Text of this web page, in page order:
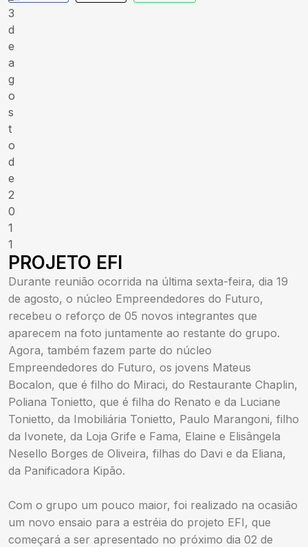
3
d
e
a
g
o
s
t
o
d
e
2
0
1
1
PROJETO EFI
Durante reunião ocorrida na última sexta-feira, dia 19
de agosto, o núcleo Empreendedores do Futuro,
recebeu o reforço de 05 novos integrantes que
aparecem na foto juntamente ao restante do grupo.
Agora, também fazem parte do núcleo
Empreendedores do Futuro, os jovens Mateus
Bocalon, que é filho do Miraci, do Restaurante Chaplin,
Poliana Tonietto, que é filha do Renato e da Luciane
Tonietto, da Imobiliária Tonietto, Paulo Marangoni, filho
da Ivonete, da Loja Grife e Fama, Elaine e Elisângela
Nesello Borges de Oliveira, filhas do Davi e da Eliana,
da Panificadora Kipão.
Com o grupo um pouco maior, foi realizado na ocasião
um novo ensaio para a estréia do projeto EFI, que
começará a ser apresentado no próximo dia 02 de